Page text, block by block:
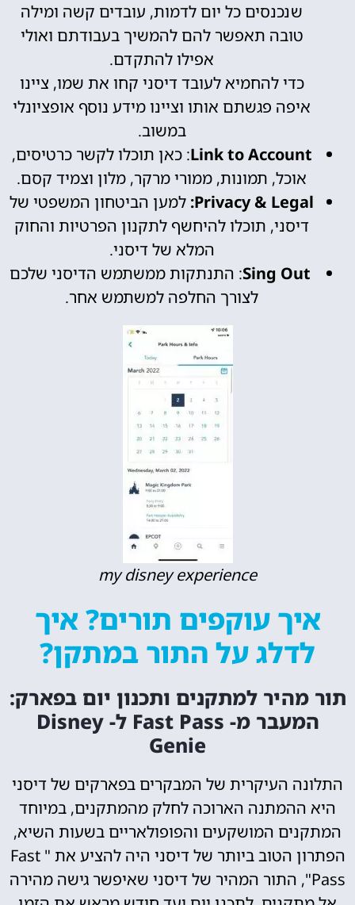
שנכנסים כל יום לדמות, עובדים קשה ומילה
טובה תאפשר להם להמשיך בעבודתם ואולי
אפילו להתקדם.
כדי להחמיא לעובד דיסני קחו את שמו, ציינו
איפה פגשתם אותו וציינו מידע נוסף אופציונלי
במשוב.
Link to Account: כאן תוכלו לקשר כרטיסים,
אוכל, תמונות, ממורי מרקר, מלון וצמיד קסם.
Privacy & Legal: למען הביטחון המשפטי של
דיסני, תוכלו להיחשף לתקנון הפרטיות והחוק
המלא של דיסני.
Sing Out: התנתקות ממשתמש הדיסני שלכם
לצורך החלפה למשתמש אחר.
my disney experience
איך עוקפים תורים? איך
לדלג על התור במתקן?
תור מהיר למתקנים ותכנון יום בפארק:
המעבר מ- Fast Pass ל- Disney
Genie
התלונה העיקרית של המבקרים בפארקים של דיסני
היא ההמתנה הארוכה לחלק מהמתקנים, במיוחד
המתקנים המושקעים והפופולאריים בשעות השיא,
הפתרון הטוב ביותר של דיסני היה להציע את " Fast
Pass", התור המהיר של דיסני שאיפשר גישה מהירה